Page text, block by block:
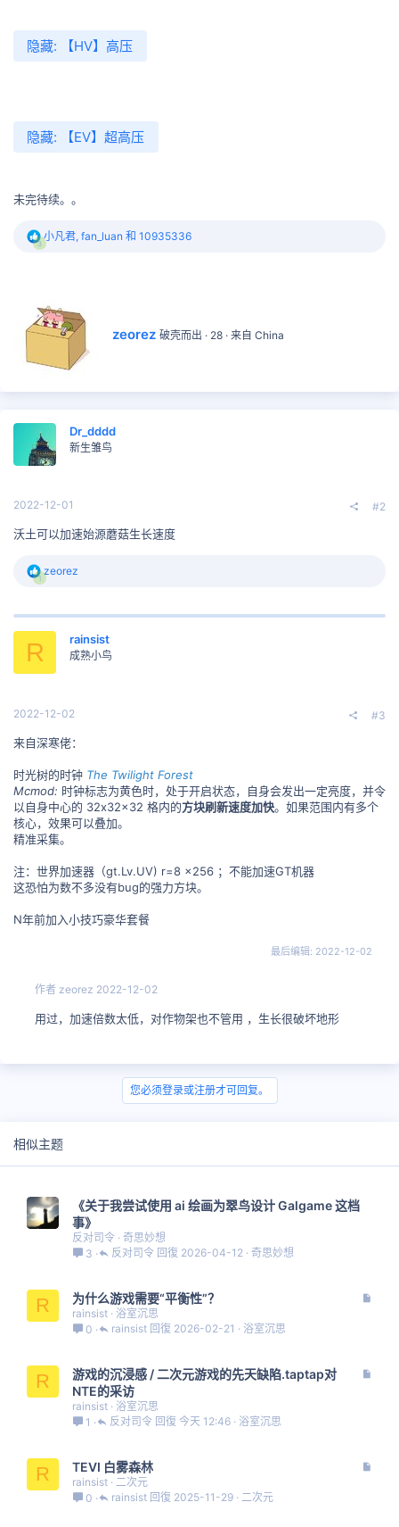
隐藏: 【HV】高压
隐藏: 【EV】超高压
未完待续。。
3
反
馈
小凡君, fan_luan 和 10935336
撰
zeorez 破壳而出 · 28 · 来自 China
Dr_dddd
新生雏鸟
2022-12-01 #2
沃土可以加速始源蘑菇生长速度
1
反
馈
zeorez
R rainsist
成熟小鸟
2022-12-02 #3
来自深寒佬：
时光树的时钟 The Twilight Forest
Mcmod: 时钟标志为黄色时，处于开启状态，自身会发出一定亮度，并令
以自身中心的 32x32x32 格内的方块刷新速度加快。如果范围内有多个
核心，效果可以叠加。
精准采集。
注：世界加速器（gt.Lv.UV) r=8 x256 ；不能加速GT机器
这恐怕为数不多没有bug的强力方块。
N年前加入小技巧豪华套餐
最后编辑: 2022-12-02
作者 zeorez 2022-12-02
用过，加速倍数太低，对作物架也不管用 ，生长很破坏地形
您必须登录或注册才可回复。
相似主题
《关于我尝试使用 ai 绘画为翠鸟设计 Galgame 这档
事》
反对司令 奇思妙想
3
奇思妙想
2026-04-12
反对司令
R 为什么游戏需要“平衡性”？
rainsist
浴室沉思
0
浴室沉思
2026-02-21
rainsist
R
游戏的沉浸感 / 二次元游戏的先天缺陷.taptap对
NTE的采访
rainsist
浴室沉思
1
浴室沉思
今天 12:46
反对司令
R TEVI 白雾森林
rainsist 二次元
0
二次元
2025-11-29
rainsist